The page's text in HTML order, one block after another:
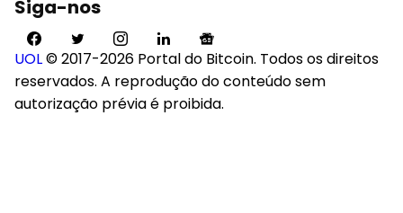
Siga-nos
UOL© 2017-2026 Portal do Bitcoin. Todos os direitos
reservados. A reprodução do conteúdo sem
autorização prévia é proibida.